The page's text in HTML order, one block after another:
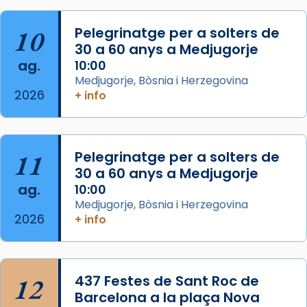
Mons. David Abadías.
📸 Dr. G. Simón
Photo
2 weeks ago
Memòria de les santes Juliana i
Semproniana, verges i màrtirs.
Acompanyant la història de sant Cugat, a
partir de l’Edat Mitjana sorgeix la tradició
que les santes Juliana (“relatiu a Júlia”) i
Semproniana (“relatiu a Semprònia =
eterna”) són deixebles seves. I l’any 1667, el
10
ag.
2026
Pelegrinatge per a solters de
30 a 60 anys a Medjugorje
10:00
Medjugorje, Bòsnia i Herzegovina
+ info
11
ag.
2026
Pelegrinatge per a solters de
30 a 60 anys a Medjugorje
10:00
Medjugorje, Bòsnia i Herzegovina
+ info
12
437 Festes de Sant Roc de
Barcelona a la plaça Nova